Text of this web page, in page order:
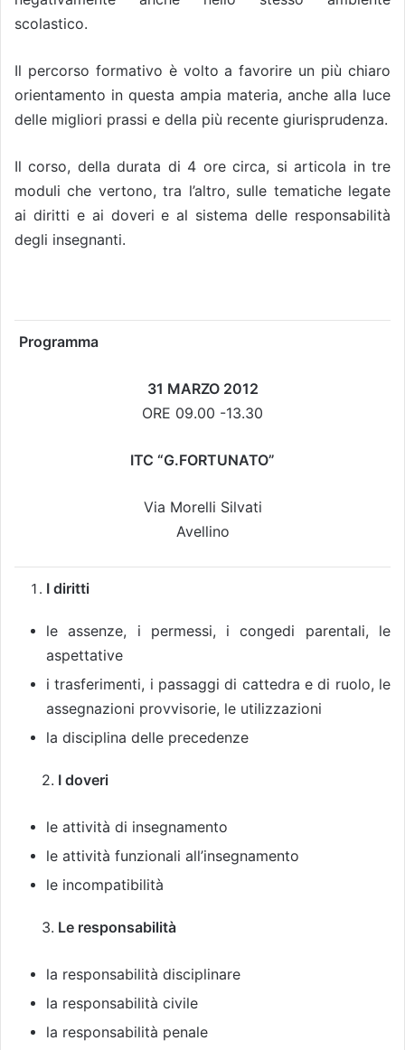
scolastico.
Il percorso formativo è volto a favorire un più chiaro
orientamento in questa ampia materia, anche alla luce
delle migliori prassi e della più recente giurisprudenza.
Il corso, della durata di 4 ore circa, si articola in tre
moduli che vertono, tra l’altro, sulle tematiche legate
ai diritti e ai doveri e al sistema delle responsabilità
degli insegnanti.
Programma
31 MARZO 2012
ORE 09.00 -13.30
ITC “G.FORTUNATO”
Via Morelli Silvati
Avellino
I diritti
le assenze, i permessi, i congedi parentali, le
aspettative
i trasferimenti, i passaggi di cattedra e di ruolo, le
assegnazioni provvisorie, le utilizzazioni
la disciplina delle precedenze
2. I doveri
le attività di insegnamento
le attività funzionali all’insegnamento
le incompatibilità
3. Le responsabilità
la responsabilità disciplinare
la responsabilità civile
la responsabilità penale